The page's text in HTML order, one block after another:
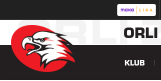
ORLI
KLUB